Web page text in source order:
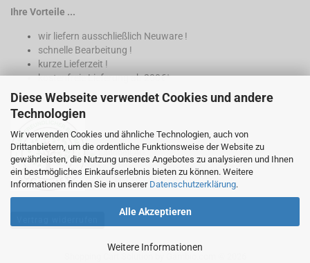
Diese Webseite verwendet Cookies und andere
Technologien
Wir verwenden Cookies und ähnliche Technologien, auch von
Drittanbietern, um die ordentliche Funktionsweise der Website zu
gewährleisten, die Nutzung unseres Angebotes zu analysieren und Ihnen
ein bestmögliches Einkaufserlebnis bieten zu können. Weitere
Informationen finden Sie in unserer Datenschutzerklärung.
Alle Akzeptieren
Weitere Informationen
Ihre Vorteile ...
wir liefern ausschließlich Neuware !
schnelle Bearbeitung !
kurze Lieferzeit !
kostenfreie Lieferung ab 200€*
* nur innerhalb Deutschland